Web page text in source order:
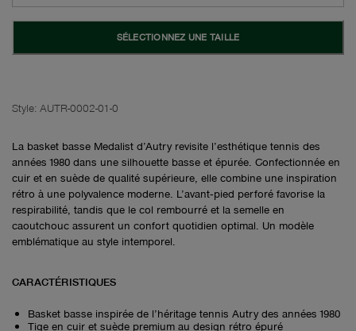
SÉLECTIONNEZ UNE TAILLE
Style: AUTR-0002-01-0
La basket basse Medalist d’Autry revisite l’esthétique tennis des
années 1980 dans une silhouette basse et épurée. Confectionnée en
cuir et en suède de qualité supérieure, elle combine une inspiration
rétro à une polyvalence moderne. L’avant‑pied perforé favorise la
respirabilité, tandis que le col rembourré et la semelle en
caoutchouc assurent un confort quotidien optimal. Un modèle
emblématique au style intemporel.
CARACTÉRISTIQUES
Basket basse inspirée de l’héritage tennis Autry des années 1980
Tige en cuir et suède premium au design rétro épuré